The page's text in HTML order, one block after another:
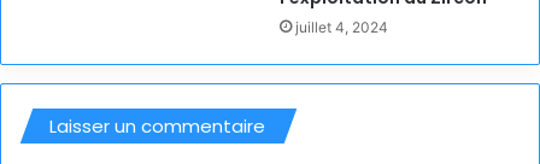
juillet 4, 2024
Laisser un commentaire